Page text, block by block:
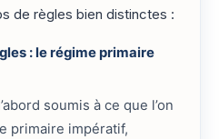
de règles bien distinctes :
: le régime primaire
soumis à ce que l’on
primaire impératif,